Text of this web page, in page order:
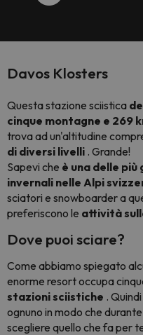
Davos Klosters
Questa stazione sciistica
cinque montagne e 269
trova ad un'altitudine
di diversi livelli . Grande!
Sapevi che è una delle
invernali nelle Alpi
sciatori e snowboardera
preferiscono le attività
Dove puoi sciare?
Come abbiamo spiegato
enorme resort occupa
stazioni sciistiche .
ognuno in modo che
scegliere quello che fa per